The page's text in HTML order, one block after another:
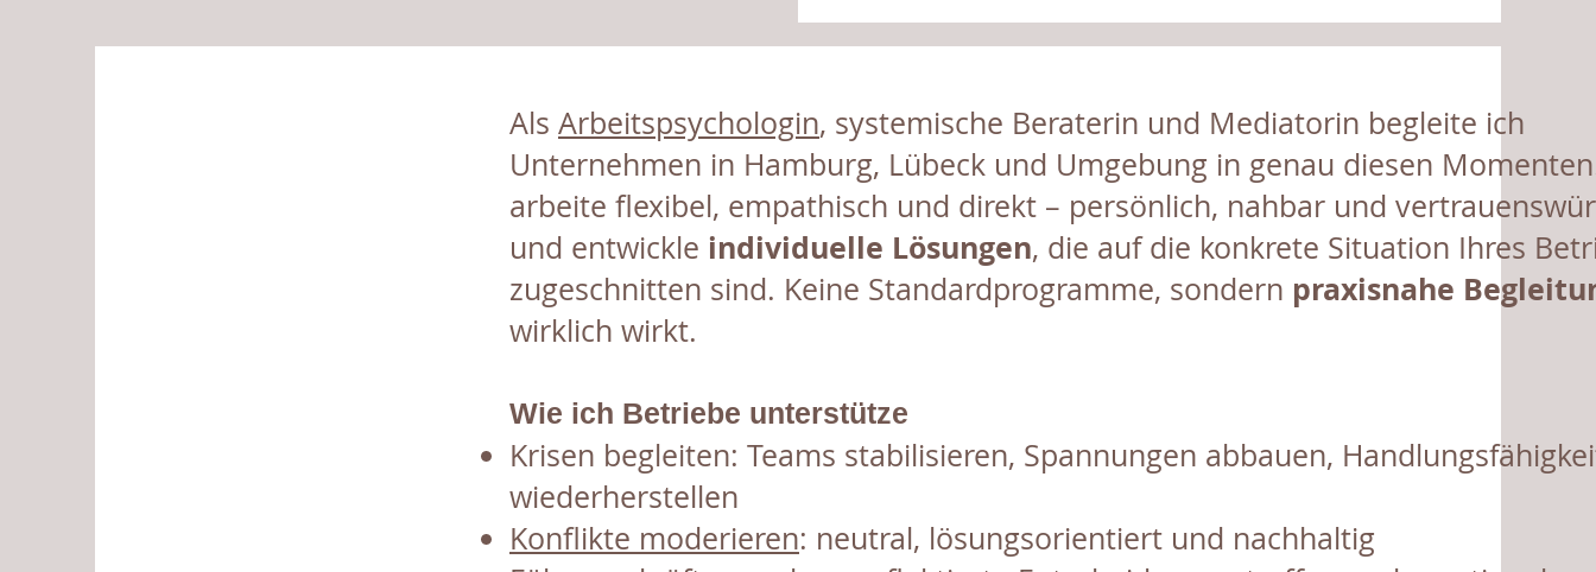
Als Arbeitspsychologin, systemische Beraterin und Mediatorin begleite ich
Unternehmen in Hamburg, Lübeck und Umgebung in genau diesen
arbeite flexibel, empathisch und direkt – persönlich, nahbar und
und entwickle individuelle Lösungen, die auf die konkrete Situation Ihres
zugeschnitten sind. Keine Standardprogramme, sondern praxisnahe
wirklich wirkt.
Wie ich Betriebe unterstütze
Krisen begleiten: Teams stabilisieren, Spannungen abbauen,
wiederherstellen
Konflikte moderieren: neutral, lösungsorientiert und nachhaltig